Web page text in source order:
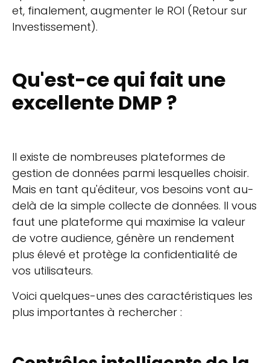
et, finalement, augmenter le ROI (Retour sur
Investissement).
Qu'est-ce qui fait une
excellente DMP ?
Il existe de nombreuses plateformes de
gestion de données parmi lesquelles choisir.
Mais en tant qu'éditeur, vos besoins vont au-
delà de la simple collecte de données. Il vous
faut une plateforme qui maximise la valeur
de votre audience, génère un rendement
plus élevé et protège la confidentialité de
vos utilisateurs.
Voici quelques-unes des caractéristiques les
plus importantes à rechercher :